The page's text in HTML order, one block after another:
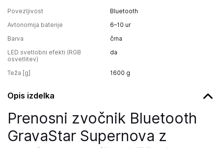
Povezljivost
Bluetooth
Avtonomija baterije
6–10 ur
Barva
črna
LED svetlobni efekti (RGB
osvetlitev)
da
Teža [g] 1600 g
Opis izdelka
Prenosni zvočnik Bluetooth
GravaStar Supernova z